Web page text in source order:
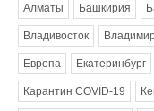
Алматы Башкирия
Владивосток
Европа Екатеринбург
Карантин COVID-19